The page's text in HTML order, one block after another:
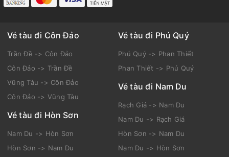
Vé tàu đi Côn Đảo
Trần Đề -> Côn Đảo
Côn Đảo -> Trần Đề
Vũng Tàu -> Côn Đảo
Côn Đảo -> Vũng Tàu
Vé tàu đi Hòn Sơn
Nam Du -> Hòn Sơn
Hòn Sơn -> Nam Du
Vé tàu đi Phú Quý
Phú Quý -> Phan Thiết
Phan Thiết -> Phú Quý
Vé tàu đi Nam Du
Rạch Giá -> Nam Du
Nam Du -> Rạch Giá
Hòn Sơn -> Nam Du
Nam Du -> Hòn Sơn